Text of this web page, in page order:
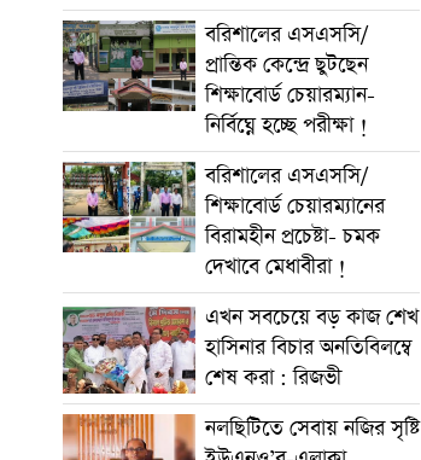
বরিশালের এসএসসি/
প্রান্তিক কেন্দ্রে ছুটছেন
শিক্ষাবোর্ড চেয়ারম্যান-
নির্বিঘ্নে হচ্ছে পরীক্ষা !
বরিশালের এসএসসি/
শিক্ষাবোর্ড চেয়ারম্যানের
বিরামহীন প্রচেষ্টা- চমক
দেখাবে মেধাবীরা !
এখন সবচেয়ে বড় কাজ শেখ
হাসিনার বিচার অনতিবিলম্বে
শেষ করা : রিজভী
নলছিটিতে সেবায় নজির সৃষ্টি